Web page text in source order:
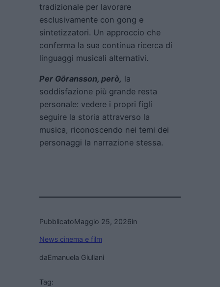
tradizionale per lavorare
esclusivamente con gong e
sintetizzatori. Un approccio che
conferma la sua continua ricerca di
linguaggi musicali alternativi.
Per Göransson, però, la
soddisfazione più grande resta
personale: vedere i propri figli
seguire la storia attraverso la
musica, riconoscendo nei temi dei
personaggi la narrazione stessa.
PubblicatoMaggio 25, 2026in
News cinema e film
daEmanuela Giuliani
Tag: